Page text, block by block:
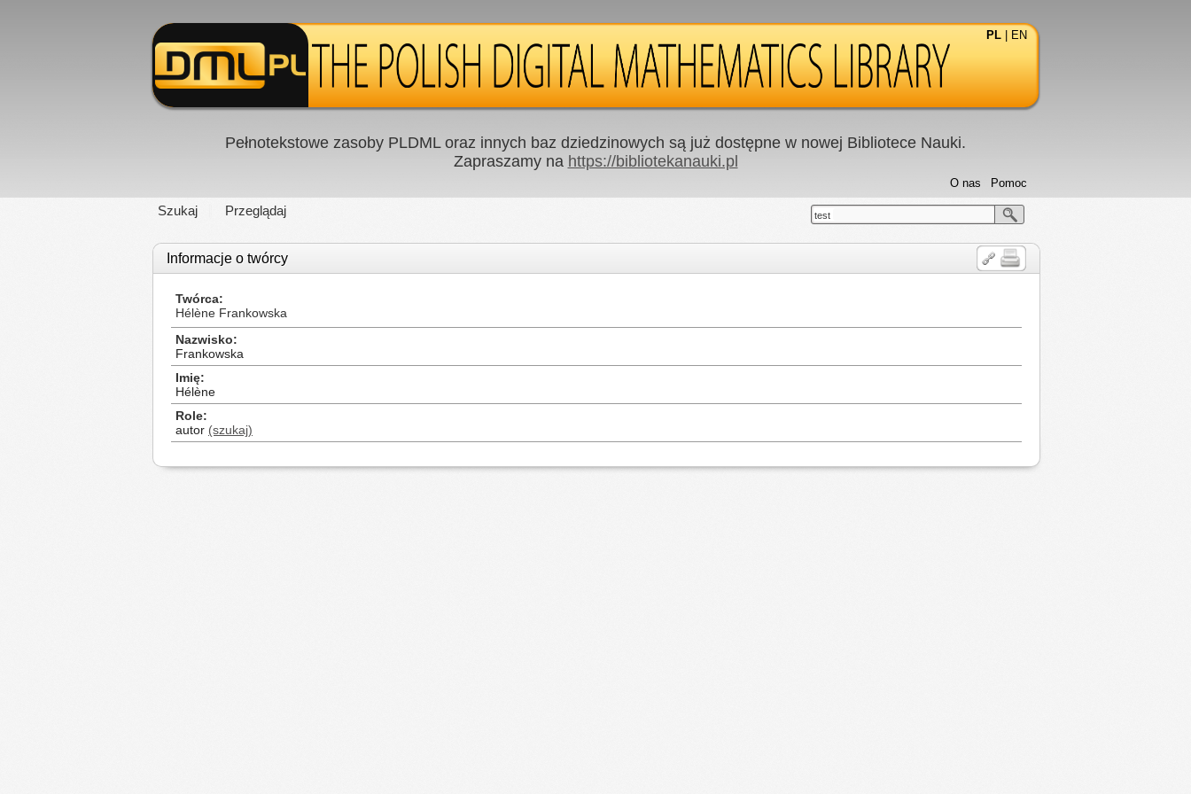
PL EN
Pełnotekstowe zasoby PLDML oraz innych baz dziedzinowych są już dostępne w nowej Bibliotece Nauki.
Zapraszamy na https://bibliotekanauki.pl
Szukaj Przeglądaj
Pomoc
O nas
test
Informacje o twórcy
Twórca
Hélène Frankowska
Nazwisko
Frankowska
Imię
Hélène
Role
autor (szukaj)